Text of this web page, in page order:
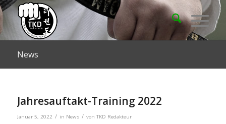
News
Jahresauftakt-Training 2022
Januar 5, 2022 / in News / von TKD Redakteur